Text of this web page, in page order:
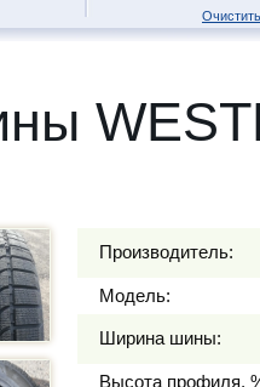
Производитель:
Модель:
Ширина шины:
Высота профиля,